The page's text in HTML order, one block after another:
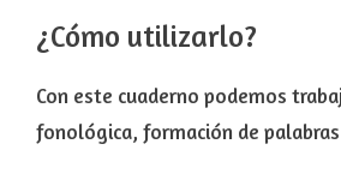
¿Cómo utilizarlo?
Con este cuaderno podemos
fonológica, formación de